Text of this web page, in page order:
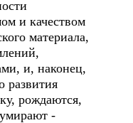
и качеством
материала,
и, наконец,
развития
рождаются,
-